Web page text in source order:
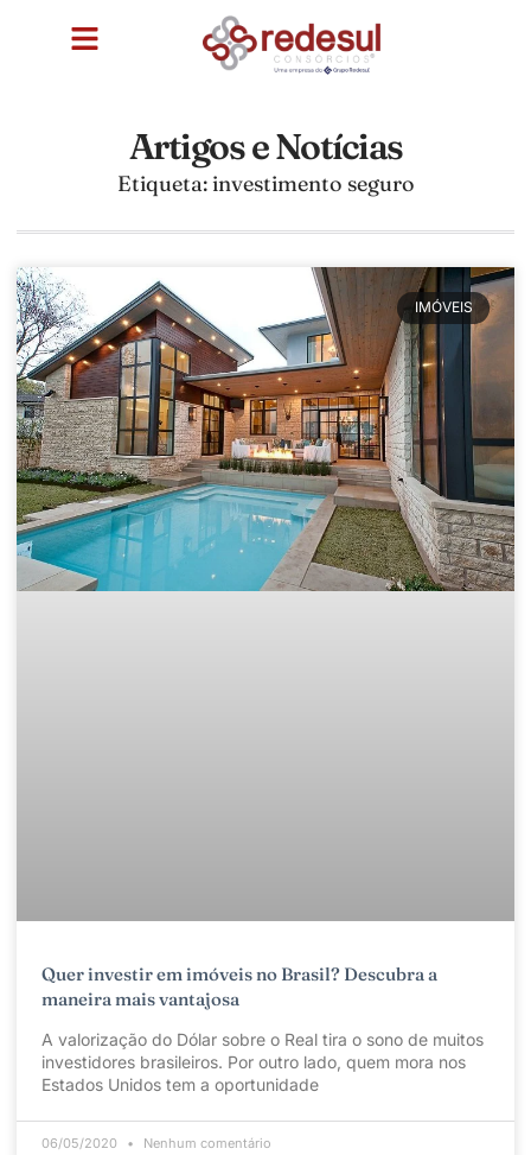
Artigos e Notícias
Etiqueta: investimento seguro
IMÓVEIS
Quer investir em imóveis no Brasil? Descubra a
maneira mais vantajosa
A valorização do Dólar sobre o Real tira o sono de muitos
investidores brasileiros. Por outro lado, quem mora nos
Estados Unidos tem a oportunidade
06/05/2020 Nenhum comentário